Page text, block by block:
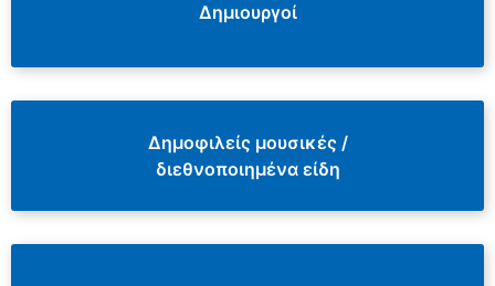
Δημιουργοί
Δημοφιλείς μουσικές /
διεθνοποιημένα είδη